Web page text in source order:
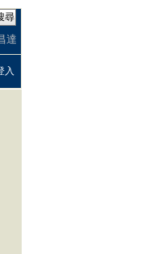
尋
達
入